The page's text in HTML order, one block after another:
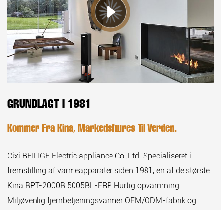
GRUNDLAGT I 1981
Kommer Fra Kina, Markedsføres Til Verden.
Cixi BEILIGE Electric appliance Co.,Ltd. Specialiseret i
fremstilling af varmeapparater siden 1981, en af de største
Kina BPT-2000B 5005BL-ERP Hurtig opvarmning
Miljøvenlig fjernbetjeningsvarmer OEM/ODM-fabrik og